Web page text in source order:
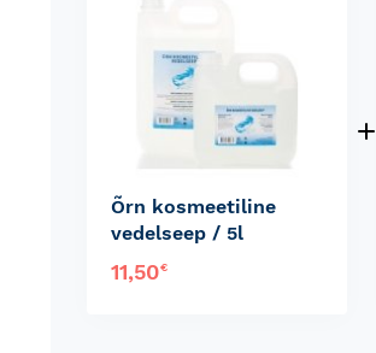
Õrn kosmeetiline
vedelseep / 5l
11,50
€